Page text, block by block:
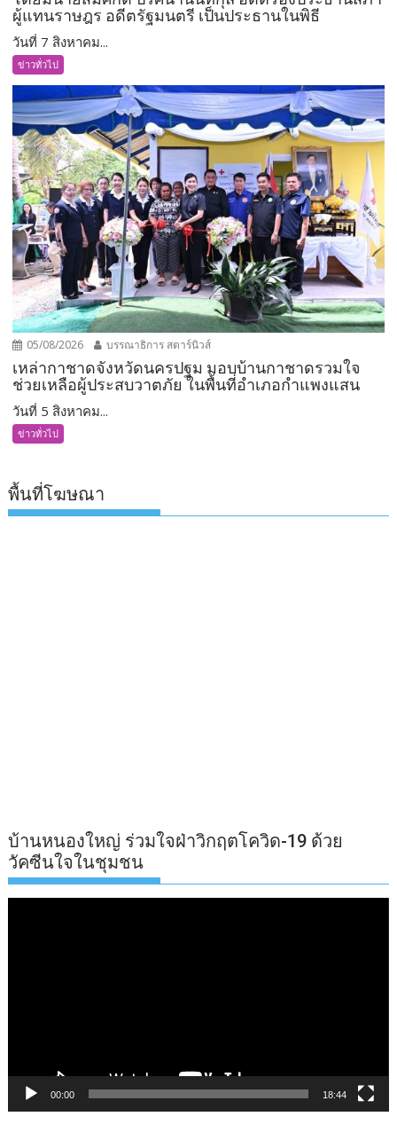
ผู้แทนราษฎร อดีตรัฐมนตรี เป็นประธานในพิธี
วันที่ 7 สิงหาคม...
ข่าวทั่วไป
05/08/2026 บรรณาธิการ สตาร์นิวส์
เหล่ากาชาดจังหวัดนครปฐม มอบบ้านกาชาดรวมใจ
ช่วยเหลือผู้ประสบวาตภัย ในพื้นที่อำเภอกำแพงแสน
วันที่ 5 สิงหาคม...
ข่าวทั่วไป
พื้นที่โฆษณา
บ้านหนองใหญ่ ร่วมใจฝ่าวิกฤตโควิด-19 ด้วย
วัคซีนใจในชุมชน
00:00 18:44